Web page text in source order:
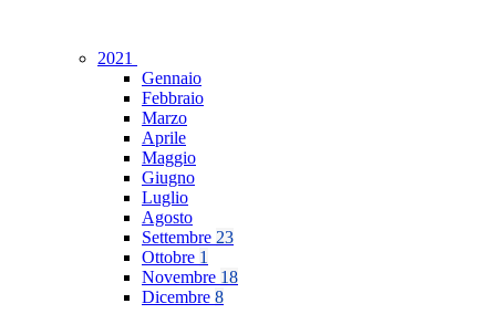
2021
Gennaio
Febbraio
Marzo
Aprile
Maggio
Giugno
Luglio
Agosto
Settembre 23
Ottobre 1
Novembre 18
Dicembre 8